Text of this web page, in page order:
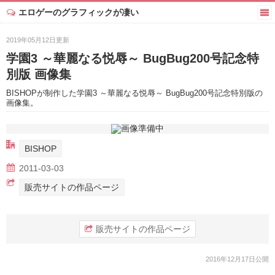
エロゲーのグラフィックが凄い
2019年05月12日更新
学園3 ～華麗なる悦辱～ BugBug200号記念特
別版 画像集
BISHOPが制作した学園3 ～華麗なる悦辱～ BugBug200号記念特別版の
画像集。
BISHOP
2011-03-03
販売サイトの作品ページ
販売サイトの作品ページ
2016年12月17日公開